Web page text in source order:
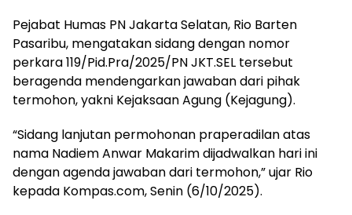
Pejabat Humas PN Jakarta Selatan, Rio Barten
Pasaribu, mengatakan sidang dengan nomor
perkara 119/Pid.Pra/2025/PN JKT.SEL tersebut
beragenda mendengarkan jawaban dari pihak
termohon, yakni Kejaksaan Agung (Kejagung).
“Sidang lanjutan permohonan praperadilan atas
nama Nadiem Anwar Makarim dijadwalkan hari ini
dengan agenda jawaban dari termohon,” ujar Rio
kepada Kompas.com, Senin (6/10/2025).